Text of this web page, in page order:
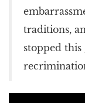
traditions,
stopped